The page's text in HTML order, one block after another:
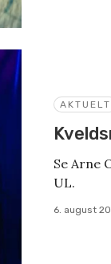
AKTUELT
Se Arne
UL.
6. august